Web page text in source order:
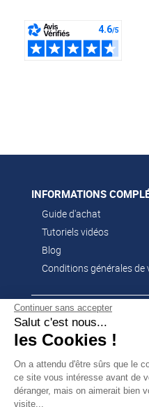
Continuer sans accepter
Salut c'est nous...
les Cookies !
On a attendu d'être sûrs que le
ce site vous intéresse avant de
déranger, mais on aimerait bien
visite...
DUNLOP (4)
INFORMATIONS
Guide d'achat
Tutoriels vidéos
Blog
Conditions générales de
CONTACT
02 51 52 26 57
contacts@franssen-loisirs.fr